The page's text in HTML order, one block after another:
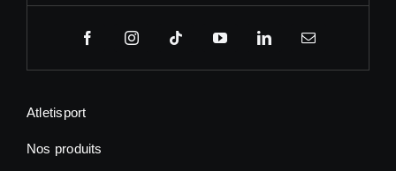
Atletisport
Nos produits